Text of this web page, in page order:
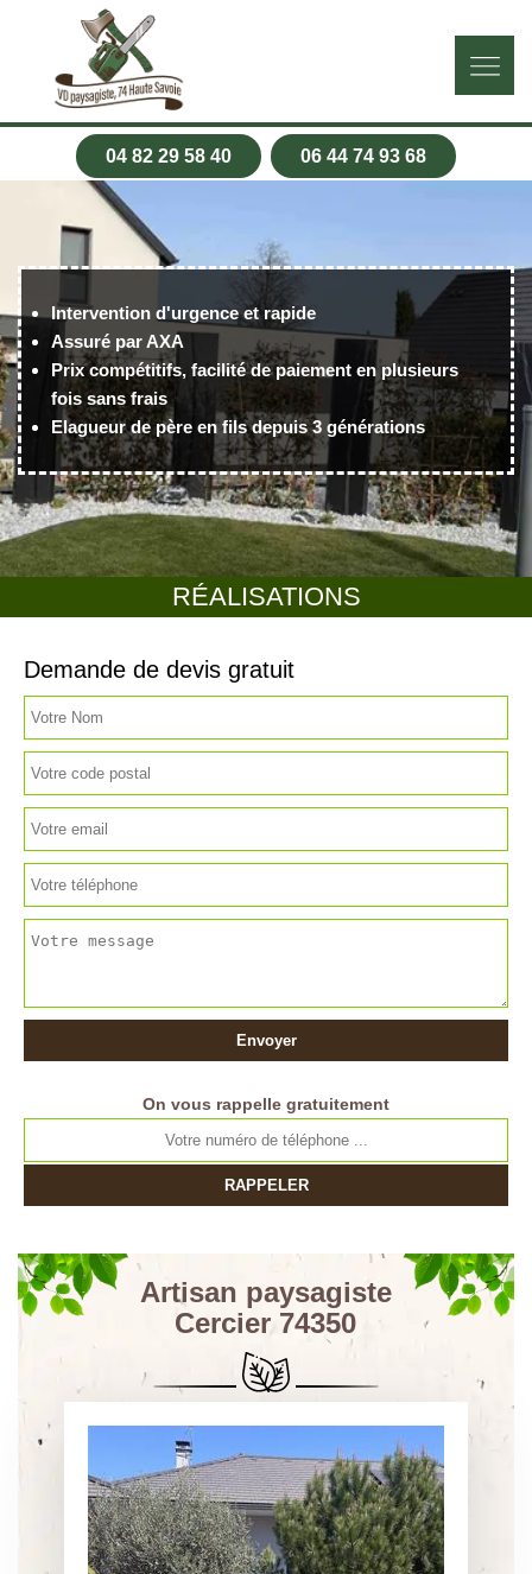
04 82 29 58 40 06 44 74 93 68
RÉALISATIONS
Intervention d'urgence et rapide
Assuré par AXA
Prix compétitifs, facilité de paiement en plusieurs
fois sans frais
Elagueur de père en fils depuis 3 générations
Demande de devis gratuit
On vous rappelle gratuitement
Artisan paysagiste
Cercier 74350